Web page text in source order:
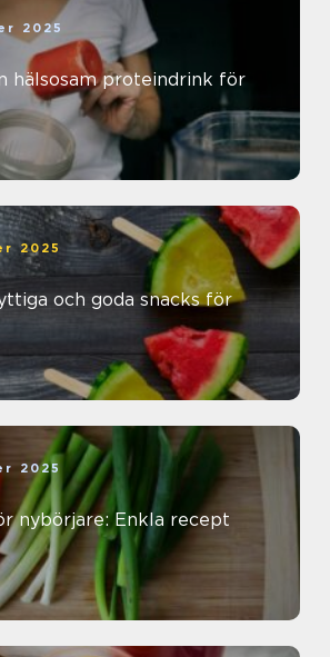
2025
hälsosam proteindrink för
2025
och goda snacks för
2025
nybörjare: Enkla recept